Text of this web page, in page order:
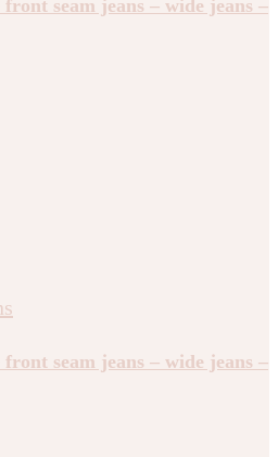
seam jeans – wide jeans –
seam jeans – wide jeans –